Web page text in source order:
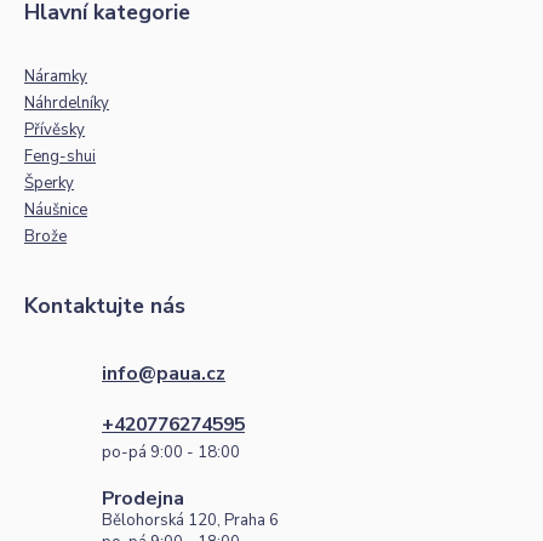
Hlavní kategorie
Náramky
Náhrdelníky
Přívěsky
Feng-shui
Šperky
Náušnice
Brože
Kontaktujte nás
info@paua.cz
+420776274595
po-pá 9:00 - 18:00
Prodejna
Bělohorská 120, Praha 6